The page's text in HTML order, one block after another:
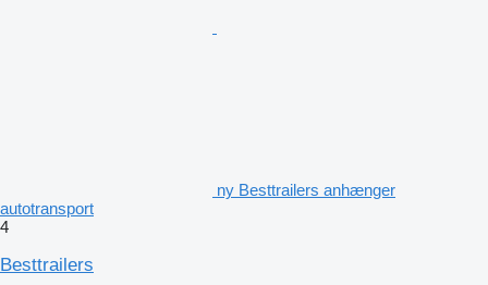
ny Besttrailers anhænger
autotransport
4
Besttrailers